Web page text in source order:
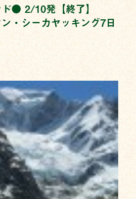
● 2/10発【終了】
・シーカヤッキング7日